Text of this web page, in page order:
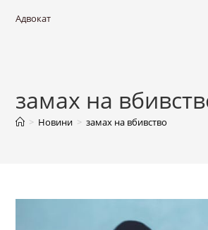
Адвокат
замах на
> Новини > замах на вбивство